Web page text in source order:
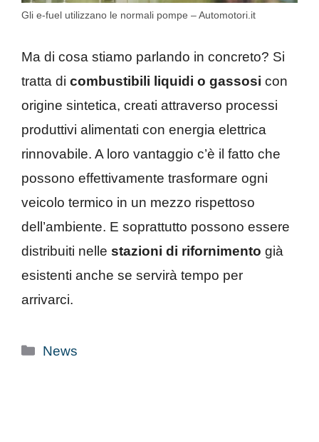
Gli e-fuel utilizzano le normali pompe – Automotori.it
Ma di cosa stiamo parlando in concreto? Si
tratta di combustibili liquidi o gassosi con
origine sintetica, creati attraverso processi
produttivi alimentati con energia elettrica
rinnovabile. A loro vantaggio c’è il fatto che
possono effettivamente trasformare ogni
veicolo termico in un mezzo rispettoso
dell’ambiente. E soprattutto possono essere
distribuiti nelle stazioni di rifornimento già
esistenti anche se servirà tempo per
arrivarci.
Categorie
News